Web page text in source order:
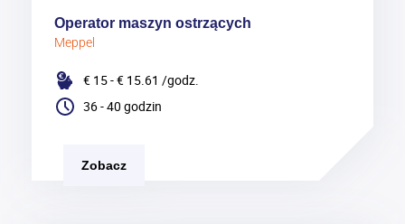
Operator maszyn ostrzących
Meppel
€ 15 - € 15.61 /godz.
36 - 40 godzin
Zobacz